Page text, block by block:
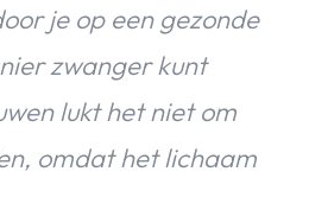
je op een gezonde
zwanger kunt
lukt het niet om
omdat het lichaam